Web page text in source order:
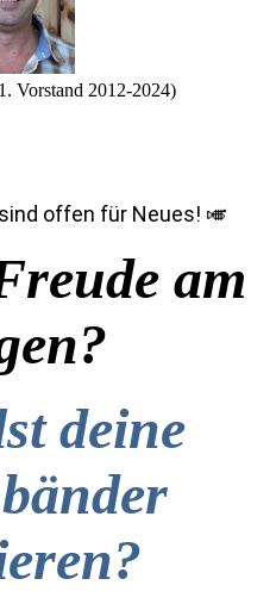
Vorstand 2012-2024)
offen für Neues! 🎺
am
deine